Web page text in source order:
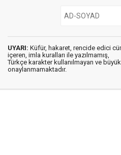
UYARI: Küfür, hakaret, rencide edici
içeren, imla kuralları ile yazılmamış,
Türkçe karakter kullanılmayan ve
onaylanmamaktadır.